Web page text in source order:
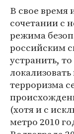
В свое время
сочетании с
режима
российским
устранить,
терроризма
(хотя и с
метро 2010